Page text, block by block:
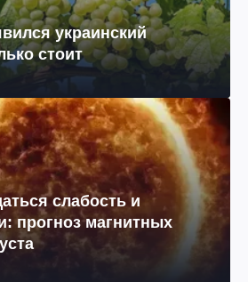
украинский
стоит
слабость и
прогноз магнитных